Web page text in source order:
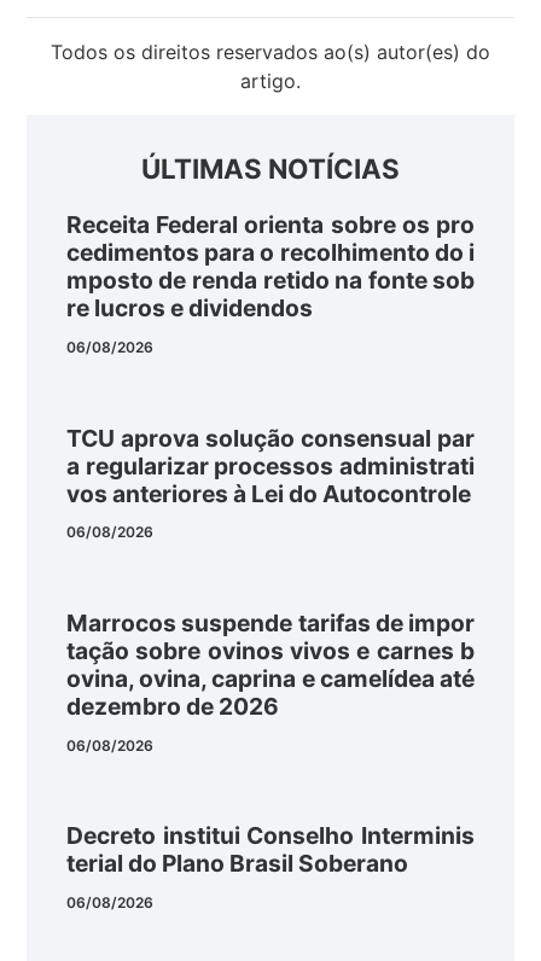
Todos os direitos reservados ao(s) autor(es) do
artigo.
ÚLTIMAS NOTÍCIAS
Receita Federal orienta sobre os pro
cedimentos para o recolhimento do i
mposto de renda retido na fonte sob
re lucros e dividendos
06/08/2026
TCU aprova solução consensual par
a regularizar processos administrati
vos anteriores à Lei do Autocontrole
06/08/2026
Marrocos suspende tarifas de impor
tação sobre ovinos vivos e carnes b
ovina, ovina, caprina e camelídea até
dezembro de 2026
06/08/2026
Decreto institui Conselho Interminis
terial do Plano Brasil Soberano
06/08/2026